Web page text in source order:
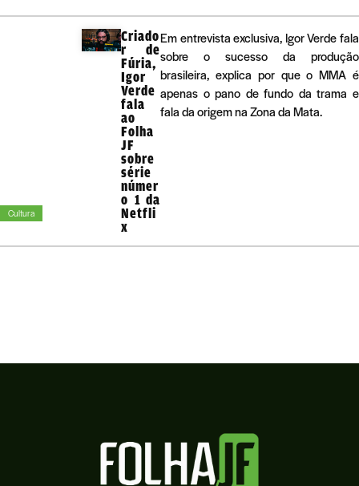
Cultura
Criado
r de
Fúria,
Igor
Verde
fala
ao
Folha
JF
sobre
série
númer
o 1 da
Netfli
x
Em entrevista exclusiva, Igor Verde fala
sobre o sucesso da produção
brasileira, explica por que o MMA é
apenas o pano de fundo da trama e
fala da origem na Zona da Mata.